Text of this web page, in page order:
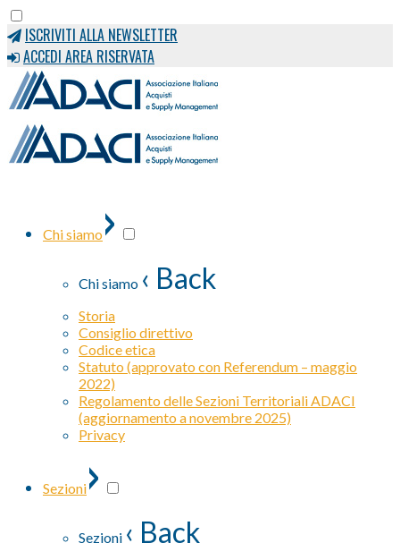
ISCRIVITI ALLA NEWSLETTER
ACCEDI AREA RISERVATA
Chi siamo ›
Chi siamo ‹ Back
Storia
Consiglio direttivo
Codice etica
Statuto (approvato con Referendum – maggio
2022)
Regolamento delle Sezioni Territoriali ADACI
(aggiornamento a novembre 2025)
Privacy
Sezioni›
Sezioni ‹ Back